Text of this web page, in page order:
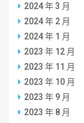
2024 年 3 月
2024 年 2 月
2024 年 1 月
2023 年 12 月
2023 年 11 月
2023 年 10 月
2023 年 9 月
2023 年 8 月